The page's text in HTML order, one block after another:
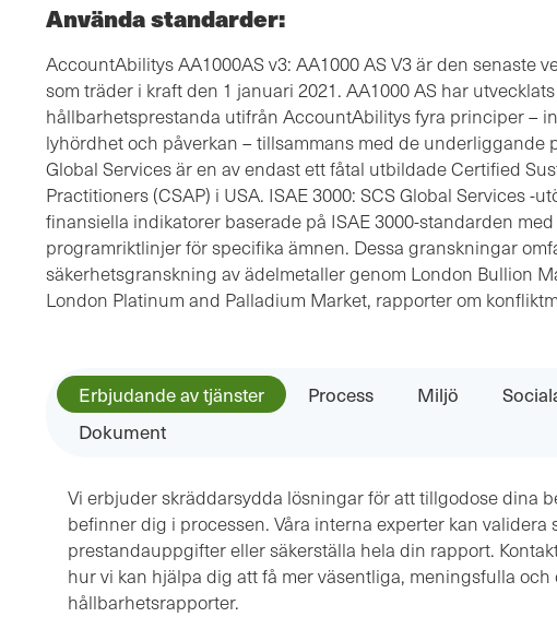
Använda standarder:
AccountAbilitys AA1000AS v3: AA1000 AS V3 är den senaste
som träder i kraft den 1 januari 2021. AA1000 AS har
hållbarhetsprestanda utifrån AccountAbilitys fyra principer –
lyhördhet och påverkan – tillsammans med de underliggande
Global Services är en av endast ett fåtal utbildade Certified
Practitioners (CSAP) i USA. ISAE 3000: SCS Global Services -
finansiella indikatorer baserade på ISAE 3000-standarden
programriktlinjer för specifika ämnen. Dessa granskningar
säkerhetsgranskning av ädelmetaller genom London Bullion
London Platinum and Palladium Market, rapporter om
Erbjudande av tjänster Process Miljö
Dokument
Vi erbjuder skräddarsydda lösningar för att tillgodose dina
befinner dig i processen. Våra interna experter kan validera
prestandauppgifter eller säkerställa hela din rapport.
hur vi kan hjälpa dig att få mer väsentliga, meningsfulla
hållbarhetsrapporter.